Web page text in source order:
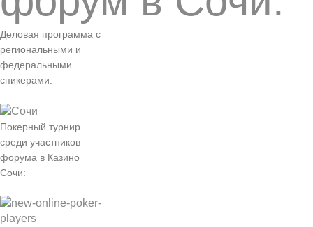
Деловая программа с
региональными и
федеральными
спикерами:
Покерный турнир
среди участников
форума в Казино
Сочи: